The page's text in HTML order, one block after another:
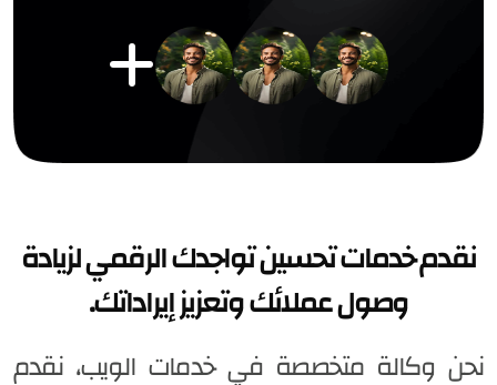
نقدم خدمات تحسين تواجدك الرقمي لزيادة
وصول عملائك وتعزيز إيراداتك.
نحن وكالة متخصصة في خدمات الويب، نقدم